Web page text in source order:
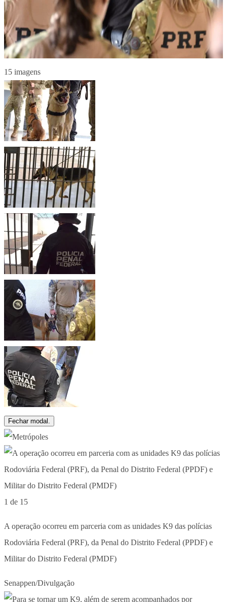
15 imagens
Fechar modal.
1 de 15
A operação ocorreu em parceria com as unidades K9 das polícias
Rodoviária Federal (PRF), da Penal do Distrito Federal (PPDF) e
Militar do Distrito Federal (PMDF)
Senappen/Divulgação